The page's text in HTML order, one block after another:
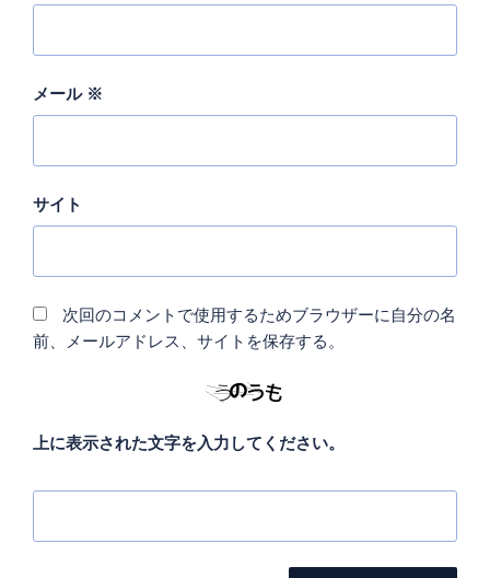
メール ※
サイト
次回のコメントで使用するためブラウザーに自分の名
前、メールアドレス、サイトを保存する。
上に表示された文字を入力してください。